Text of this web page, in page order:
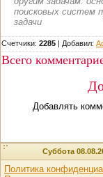
поисковых систем
задачи
Счетчики: 2285 | Добавил:
Всего
Добавлять
Суббота
Политика